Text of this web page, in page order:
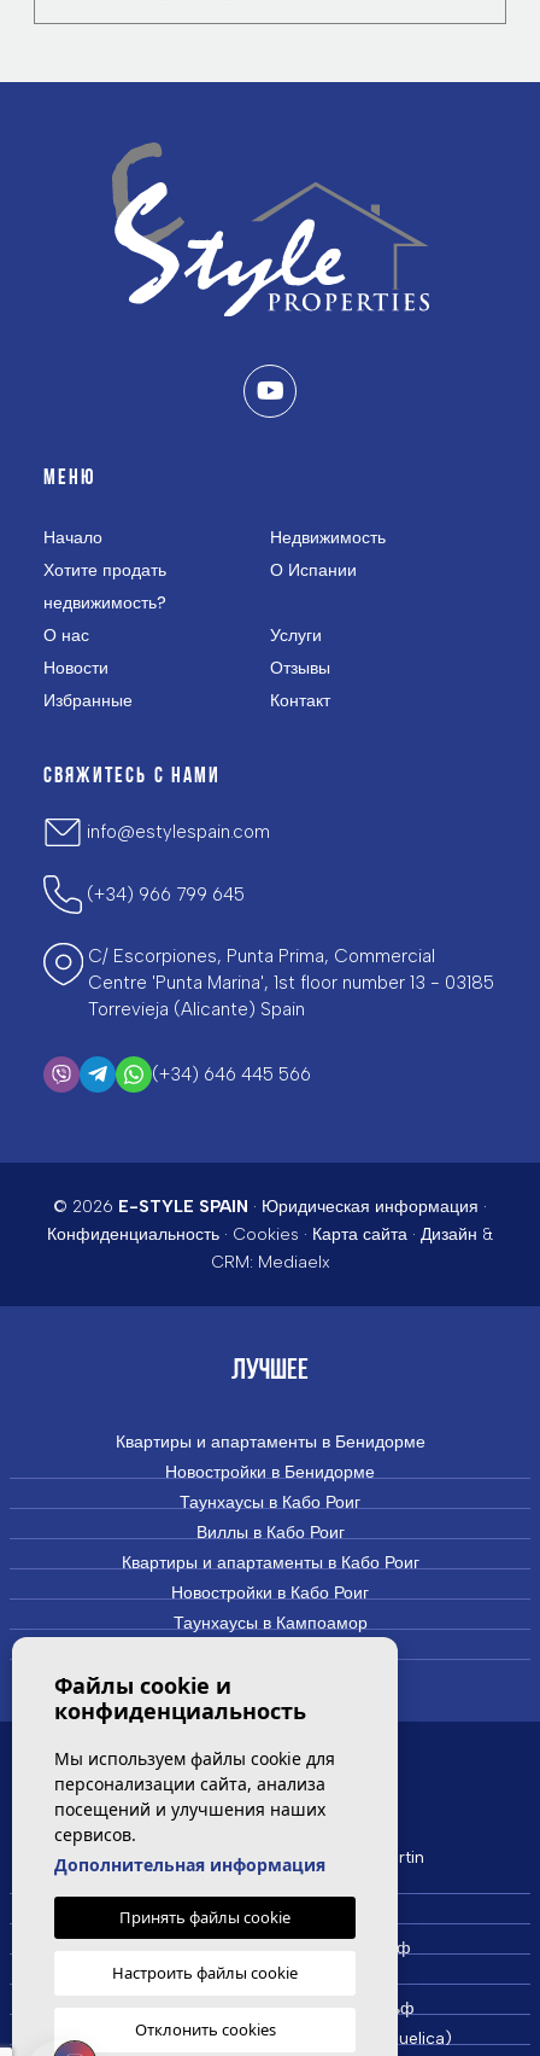
МЕНЮ
Начало
Недвижимость
Хотите продать
недвижимость?
О Испании
О нас
Услуги
Новости
Отзывы
Избранные
Контакт
СВЯЖИТЕСЬ С НАМИ
info@estylespain.com
(+34) 966 799 645
C/ Escorpiones, Punta Prima, Commercial
Centre 'Punta Marina', 1st floor number 13 - 03185
Torrevieja (Alicante) Spain
(+34) 646 445 566
© 2026 E-STYLE SPAIN · Юридическая информация ·
Конфиденциальность· Cookies · Карта сайта· Дизайн &
CRM: Mediaelx
ЛУЧШЕЕ
Квартиры и апартаменты в Бенидорме
Новостройки в Бенидорме
Таунхаусы в Кабо Роиг
Виллы в Кабо Роиг
Квартиры и апартаменты в Кабо Роиг
Новостройки в Кабо Роиг
Таунхаусы в Кампоамор
САМЫЕ ПОСЕЩАЕМЫЕ
Новая квартира на продажу Villamartin
Недвижимость в Кабо Роиг
Недвижимость в Кампоамор Гольф
Недвижимость в Лос Дольсес
Недвижимость в Лас Колинас Гольф
Недвижимость в Ла Синюэлика (La Ciñuelica)
Файлы cookie и
конфиденциальность
Мы используем файлы cookie для
персонализации сайта, анализа
посещений и улучшения наших
сервисов.
Дополнительная информация
Принять файлы cookie
Настроить файлы cookie
Отклонить cookies